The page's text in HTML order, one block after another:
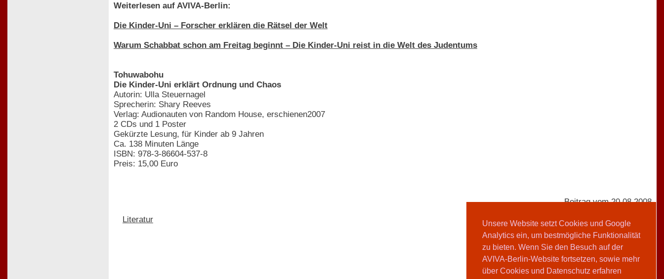
Unsere Website setzt Cookies und Google
Analytics ein, um bestmögliche Funktionalität
zu bieten. Wenn Sie den Besuch auf der
AVIVA-Berlin-Website fortsetzen, sowie mehr
über Cookies und Datenschutz erfahren
Weiterlesen auf AVIVA-Berlin:
Die Kinder-Uni – Forscher erklären die Rätsel der Welt
Warum Schabbat schon am Freitag beginnt – Die Kinder-Uni reist in die Welt des Judentums
Tohuwabohu
Die Kinder-Uni erklärt Ordnung und Chaos
Autorin: Ulla Steuernagel
Sprecherin: Shary Reeves
Verlag: Audionauten von Random House, erschienen2007
2 CDs und 1 Poster
Gekürzte Lesung, für Kinder ab 9 Jahren
Ca. 138 Minuten Länge
ISBN: 978-3-86604-537-8
Preis: 15,00 Euro
Literatur
Beitrag vom 20.08.2008
AVIVA-Redaktion
Teilen